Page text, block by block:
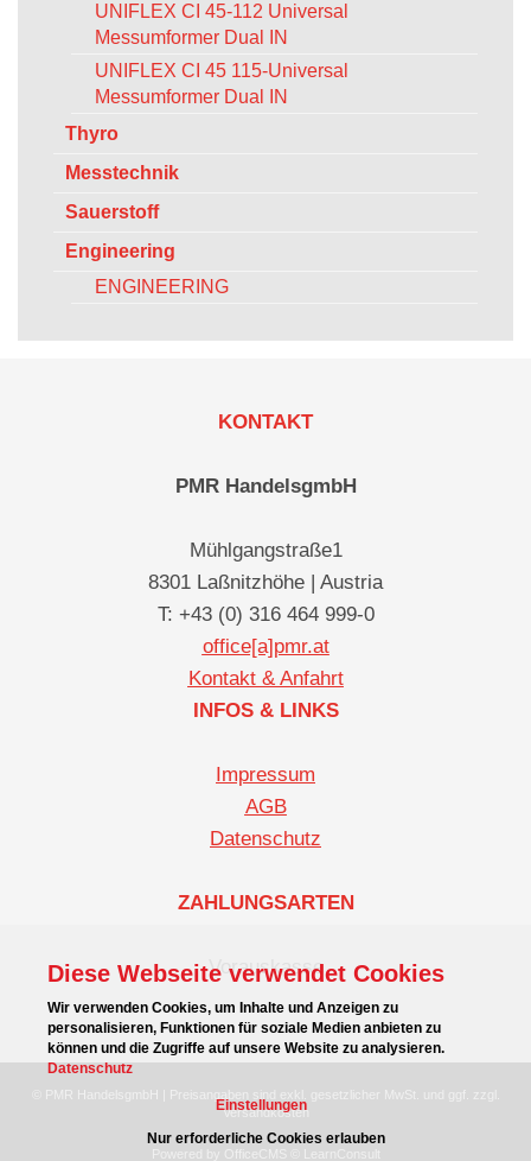
UNIFLEX CI 45-112 Universal
Messumformer Dual IN
UNIFLEX CI 45 115-Universal
Messumformer Dual IN
Thyro
Messtechnik
Sauerstoff
Engineering
ENGINEERING
KONTAKT
PMR HandelsgmbH
Mühlgangstraße1
8301 Laßnitzhöhe | Austria
T: +43 (0) 316 464 999-0
office[a]pmr.at
Kontakt & Anfahrt
INFOS & LINKS
Impressum
AGB
Datenschutz
ZAHLUNGSARTEN
Vorauskasse
© PMR HandelsgmbH | Preisangaben sind exkl. gesetzlicher MwSt. und ggf. zzgl.
Versandkosten
Powered by OfficeCMS © LearnConsult
Diese Webseite verwendet Cookies
Wir verwenden Cookies, um Inhalte und Anzeigen zu
personalisieren, Funktionen für soziale Medien anbieten zu
können und die Zugriffe auf unsere Website zu analysieren.
Datenschutz
Einstellungen
Nur erforderliche Cookies erlauben